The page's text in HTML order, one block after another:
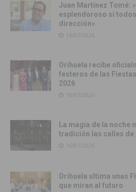
Juan Martínez Tomé:
esplendoroso si
dirección»
16/07/2026
Orihuela recibe
festeros de las
2026
16/07/2026
La magia de la noche
tradición las calles de
16/07/2026
Orihuela ultima unas
que miran al futuro